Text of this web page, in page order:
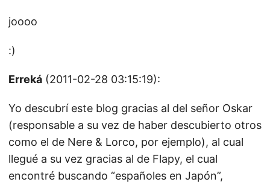
joooo
:)
Erreká (2011-02-28 03:15:19):
Yo descubrí este blog gracias al del señor Oskar
(responsable a su vez de haber descubierto otros
como el de Nere & Lorco, por ejemplo), al cual
llegué a su vez gracias al de Flapy, el cual
encontré buscando “españoles en Japón”,